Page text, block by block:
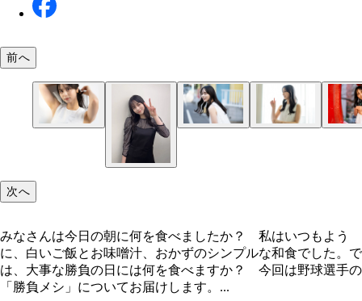
前へ
次へ
みなさんは今日の朝に何を食べましたか？ 私はいつもよう
に、白いご飯とお味噌汁、おかずのシンプルな和食でした。で
は、大事な勝負の日には何を食べますか？ 今回は野球選手の
「勝負メシ」についてお届けします。...